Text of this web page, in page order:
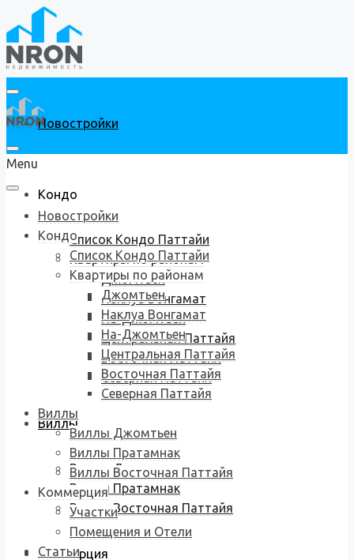
Новостройки
Кондо
Список Кондо Паттайи
Квартиры по районам
Джомтьен
Наклуа Вонгамат
На-Джомтьен
Центральная Паттайя
Восточная Паттайя
Северная Паттайя
Виллы
Виллы Джомтьен
Виллы Пратамнак
Виллы Восточная Паттайя
Коммерция
Menu
Новостройки
Кондо
Список Кондо Паттайи
Квартиры по районам
Джомтьен
Наклуа Вонгамат
На-Джомтьен
Центральная Паттайя
Восточная Паттайя
Северная Паттайя
Виллы
Виллы Джомтьен
Виллы Пратамнак
Виллы Восточная Паттайя
Коммерция
Участки
Помещения и Отели
Статьи